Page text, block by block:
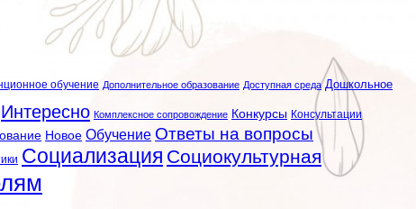
обучение Дополнительное образование Доступная среда Дошкольное
Интересно Комплексное сопровождение Конкурсы Консультации
Новое Обучение Ответы на вопросы
Социализация Социокультурная